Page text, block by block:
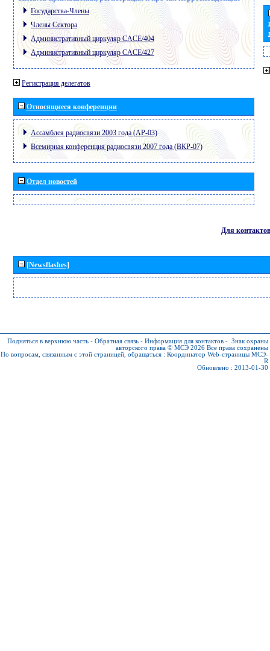
Государства-Члены
Члены Сектора
Административный циркуляр CACE/404
Административный циркуляр CACE/427
Регистрация делегатов
Относящиеся конференции
Ассамблея радиосвязи 2003 года (АР-03)
Всемирная конференция радиосвязи 2007 года (ВКР-07)
Отдел новостей
Для контактов
[Newsflashes]
Подняться в верхнюю часть - Обратная связь - Информация для контактов - Знак охраны
авторского права © МСЭ 2026 Все права сохранены
По вопросам, связанным с этой страницей, обращаться : Координатор Web-страницы МСЭ-
R
Обновлено : 2013-01-30